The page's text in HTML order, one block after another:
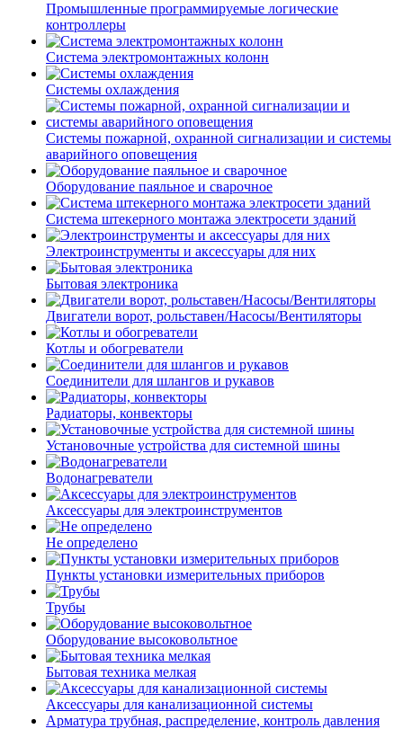
Промышленные программируемые логические
контроллеры
Система электромонтажных колонн
Системы охлаждения
Системы пожарной, охранной сигнализации и системы
аварийного оповещения
Оборудование паяльное и сварочное
Система штекерного монтажа электросети зданий
Электроинструменты и аксессуары для них
Бытовая электроника
Двигатели ворот, рольставен/Насосы/Вентиляторы
Котлы и обогреватели
Соединители для шлангов и рукавов
Радиаторы, конвекторы
Установочные устройства для системной шины
Водонагреватели
Аксессуары для электроинструментов
Не определено
Пункты установки измерительных приборов
Трубы
Оборудование высоковольтное
Бытовая техника мелкая
Аксессуары для канализационной системы
Арматура трубная, распределение, контроль давления